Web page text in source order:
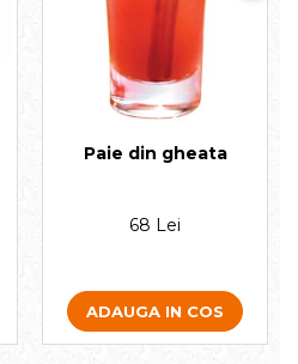
Paie din gheata
68 Lei
ADAUGA IN COS